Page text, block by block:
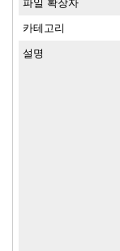
파일 확장자
카테고리
설명